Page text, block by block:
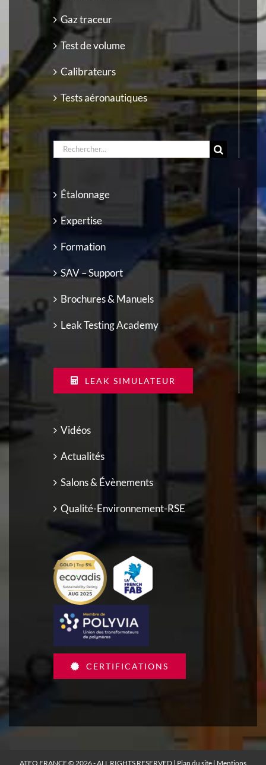
Gaz traceur
Test de volume
Calibrateurs
Tests aéronautiques
RECHERCHER:
Étalonnage
Expertise
Formation
SAV – Support
Brochures & Manuels
Leak Testing Academy
LEAK SIMULATEUR
Vidéos
Actualités
Salons & Évènements
Qualité-Environnement-RSE
CERTIFICATIONS
ATEQ FRANCE © 2026 - ALL RIGHTS RESERVED | Plan du site | Mentions